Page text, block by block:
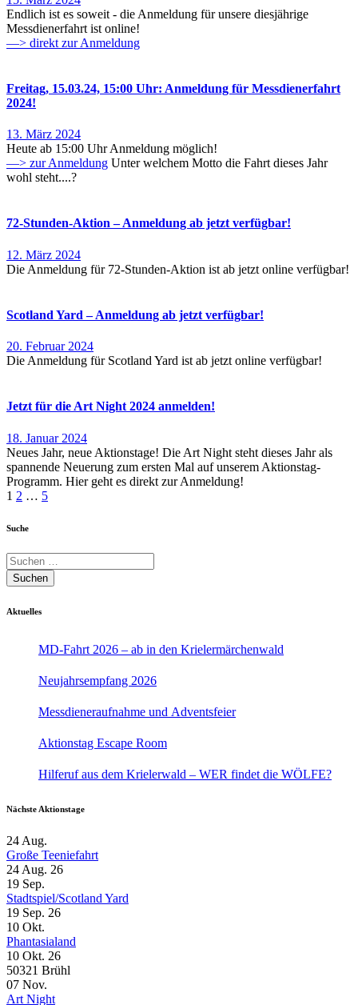
Endlich ist es soweit - die Anmeldung für unsere diesjährige
Messdienerfahrt ist online!
—> direkt zur Anmeldung
Freitag, 15.03.24, 15:00 Uhr: Anmeldung für Messdienerfahrt
2024!
13. März 2024
Heute ab 15:00 Uhr Anmeldung möglich!
—> zur Anmeldung Unter welchem Motto die Fahrt dieses Jahr
wohl steht....?
72-Stunden-Aktion – Anmeldung ab jetzt verfügbar!
12. März 2024
Die Anmeldung für 72-Stunden-Aktion ist ab jetzt online verfügbar!
Scotland Yard – Anmeldung ab jetzt verfügbar!
20. Februar 2024
Die Anmeldung für Scotland Yard ist ab jetzt online verfügbar!
Jetzt für die Art Night 2024 anmelden!
18. Januar 2024
Neues Jahr, neue Aktionstage! Die Art Night steht dieses Jahr als
spannende Neuerung zum ersten Mal auf unserem Aktionstag-
Programm. Hier geht es direkt zur Anmeldung!
Seitennummerierung
der
1 2 … 5
Suche
Suchen
Aktuelles
MD-Fahrt 2026 – ab in den Krielermärchenwald
Neujahrsempfang 2026
Messdieneraufnahme und Adventsfeier
Aktionstag Escape Room
Hilferuf aus dem Krielerwald – WER findet die WÖLFE?
Nächste Aktionstage
24 Aug.
Große Teeniefahrt
24 Aug. 26
19 Sep.
Stadtspiel/Scotland Yard
19 Sep. 26
10 Okt.
Phantasialand
10 Okt. 26
50321 Brühl
07 Nov.
Art Night